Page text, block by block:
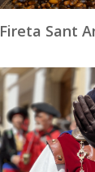
Fireta Sant